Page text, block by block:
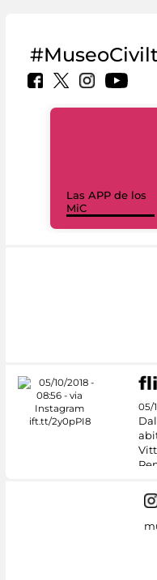
Las APP de los
MiC
05/